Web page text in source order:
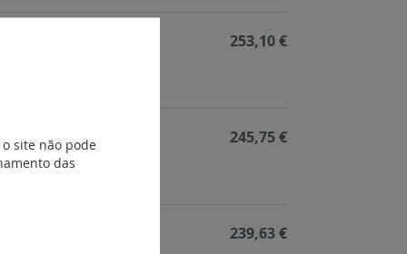
253,10 €
- 16M 1650mm
245,75 €
239,63 €
site não pode
das